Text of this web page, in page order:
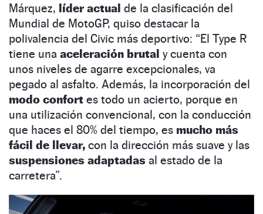
Márquez, líder actual de la clasificación del
Mundial de MotoGP, quiso destacar la
polivalencia del Civic más deportivo: “El Type R
tiene una aceleración brutal y cuenta con
unos niveles de agarre excepcionales, va
pegado al asfalto. Además, la incorporación del
modo confort es todo un acierto, porque en
una utilización convencional, con la conducción
que haces el 80% del tiempo, es mucho más
fácil de llevar, con la dirección más suave y las
suspensiones adaptadas al estado de la
carretera”.